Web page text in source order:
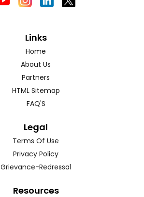
Links
Home
About Us
Partners
HTML Sitemap
FAQ'S
Legal
Terms Of Use
Privacy Policy
Grievance-Redressal
Resources